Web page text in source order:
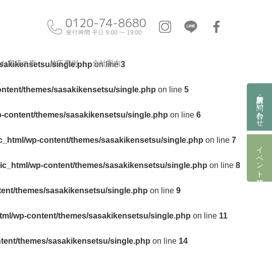
資料請求・お問い合わせ
イベント情報
お客様の声 施工事例 会社案内
single.phpon line3
themes/sasakikensetsu/single.php on line 5
themes/sasakikensetsu/single.php on line 6
wp-content/themes/sasakikensetsu/single.php on line 7
wp-content/themes/sasakikensetsu/single.php on line 8
themes/sasakikensetsu/single.php on line 9
wp-content/themes/sasakikensetsu/single.php on line 11
themes/sasakikensetsu/single.php on line 14